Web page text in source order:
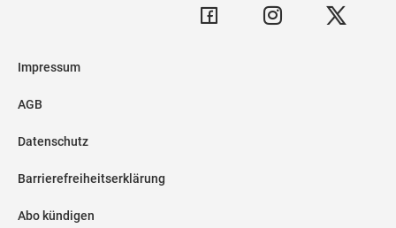
Impressum
AGB
Datenschutz
Barrierefreiheitserklärung
Abo kündigen